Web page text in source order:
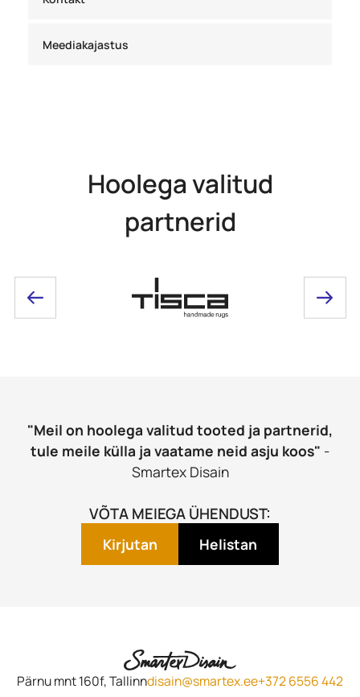
Meediakajastus
Hoolega valitud
partnerid
"Meil on hoolega valitud tooted ja partnerid,
tule meile külla ja vaatame neid asju koos" -
Smartex Disain
VÕTA MEIEGA ÜHENDUST:
Kirjutan Helistan
Pärnu mnt 160f, Tallinndisain@smartex.ee+372 6556 442